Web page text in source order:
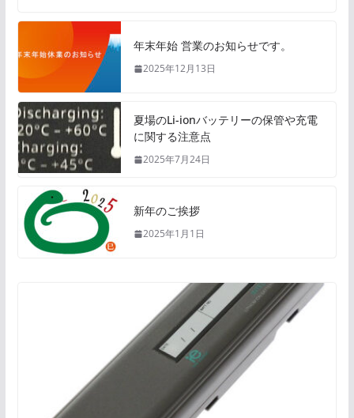
年末年始 営業のお知らせです。
2025年12月13日
夏場のLi-ionバッテリーの保管や充電
に関する注意点
2025年7月24日
新年のご挨拶
2025年1月1日